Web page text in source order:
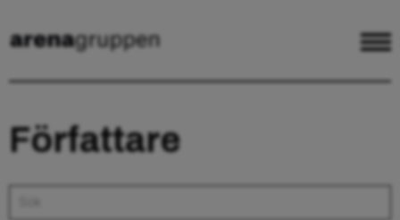
Författare